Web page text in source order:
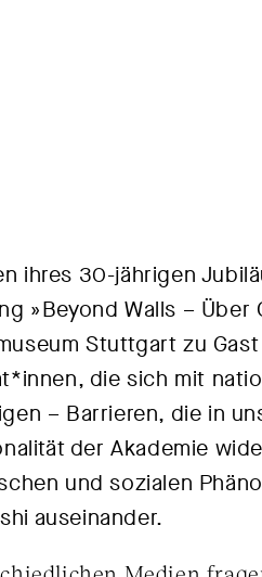
ihres 30-jährigen
»Beyond Walls –
Stuttgart zu
die sich mit
– Barrieren, die in
der Akademie
und sozialen
auseinander.